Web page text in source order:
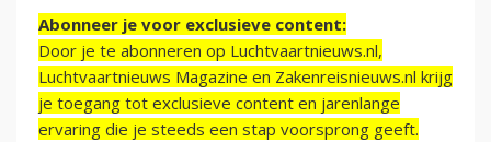
Abonneer je voor exclusieve content:
Door je te abonneren op Luchtvaartnieuws.nl,
Luchtvaartnieuws Magazine en Zakenreisnieuws.nl krijg
je toegang tot exclusieve content en jarenlange
ervaring die je steeds een stap voorsprong geeft.